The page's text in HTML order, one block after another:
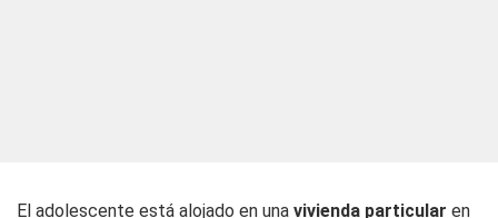
El adolescente está alojado en una vivienda particular en